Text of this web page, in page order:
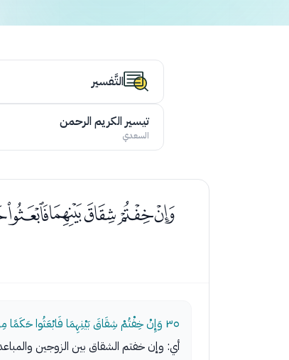
التَّفسير
تيسير الكريم الرحمن
السعدي
٣٥ وَإِنْ خِفْتُمْ شِقَاقَ بَيْنِهِمَا فَابْعَثُوا حَكَمًا
أي: وإن خفتم الشقاق بين الزوجين